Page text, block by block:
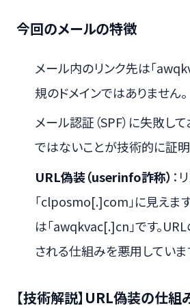
今回のメールの特徴
メール内のリンク先は「
規のドメインではありません。
メール認証（SPF）に失敗し
ではないことが技術的に証明
URL偽装（userinfo詐称） ：
「clposmo[.]com」に見えま
は「awqkvac[.]cn」です。
される仕組みを悪用していま
【技術解説】URL偽装の仕組